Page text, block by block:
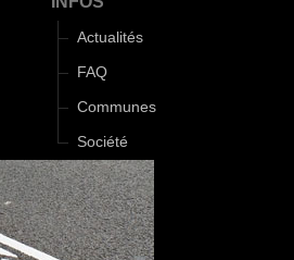
Actualités
FAQ
Communes
Société